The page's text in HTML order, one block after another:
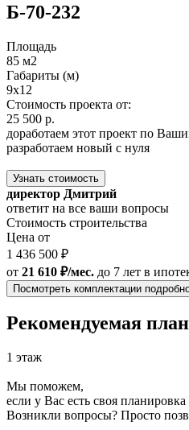
Б-70-232
Площадь
85 м2
Габариты (м)
9x12
Стоимость проекта от:
25 500 р.
доработаем этот проект по
разработаем новый с нуля
Узнать стоимость
директор Дмитрий
ответит на все ваши вопросы
Стоимость строительства
Цена от
1 436 500 ₽
от 21 610 ₽/мес. до 7 лет в
Посмотреть комплектации
Рекомендуемая
1 этаж
Мы поможем,
если у Вас есть своя
Возникли вопросы? Просто